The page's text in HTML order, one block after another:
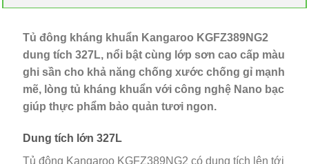
Tủ đông kháng khuẩn Kangaroo KGFZ389NG2
dung tích 327L, nổi bật cùng lớp sơn cao cấp màu
ghi sần cho khả năng chống xước chống gỉ mạnh
mẽ, lòng tủ kháng khuẩn với công nghệ Nano bạc
giúp thực phẩm bảo quản tươi ngon.
Dung tích lớn 327L
Tủ đông Kangaroo KGFZ389NG2 có dung tích lên tới